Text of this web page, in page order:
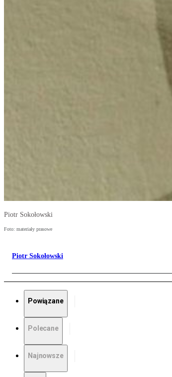
Piotr Sokołowski
Foto: materiały prasowe
Piotr Sokołowski
Powiązane
Polecane
Najnowsze